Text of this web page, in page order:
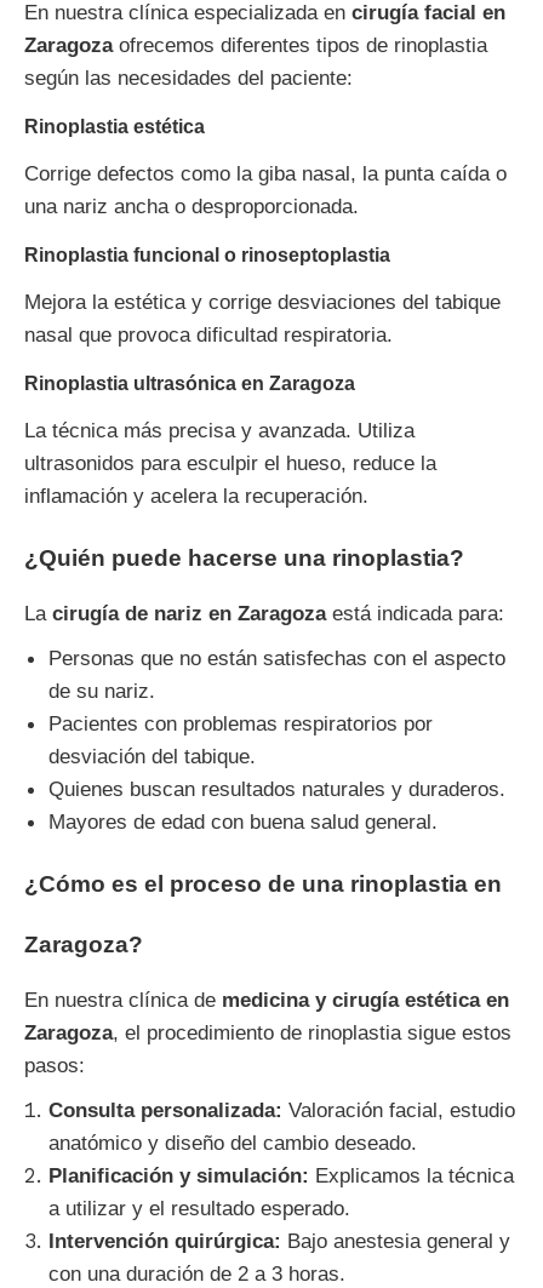
En nuestra clínica especializada en cirugía facial en
Zaragozaofrecemos diferentes tipos de rinoplastia
según las necesidades del paciente:
Rinoplastia estética
Corrige defectos como la giba nasal, la punta caída o
una nariz ancha o desproporcionada.
Rinoplastia funcional o rinoseptoplastia
Mejora la estética y corrige desviaciones del tabique
nasal que provoca dificultad respiratoria.
Rinoplastia ultrasónica en Zaragoza
La técnica más precisa y avanzada. Utiliza
ultrasonidos para esculpir el hueso, reduce la
inflamación y acelera la recuperación.
¿Quién puede hacerse una rinoplastia?
La cirugía de nariz en Zaragozaestá indicada para:
Personas que no están satisfechas con el aspecto
de su nariz.
Pacientes con problemas respiratorios por
desviación del tabique.
Quienes buscan resultados naturales y duraderos.
Mayores de edad con buena salud general.
¿Cómo es el proceso de una rinoplastia en
Zaragoza?
En nuestra clínica de medicina y cirugía estética en
Zaragoza, el procedimiento de rinoplastia sigue estos
pasos:
Consulta personalizada: Valoración facial, estudio
anatómico y diseño del cambio deseado.
Planificación y simulación: Explicamos la técnica
a utilizar y el resultado esperado.
Intervención quirúrgica: Bajo anestesia general y
con una duración de 2 a 3 horas.